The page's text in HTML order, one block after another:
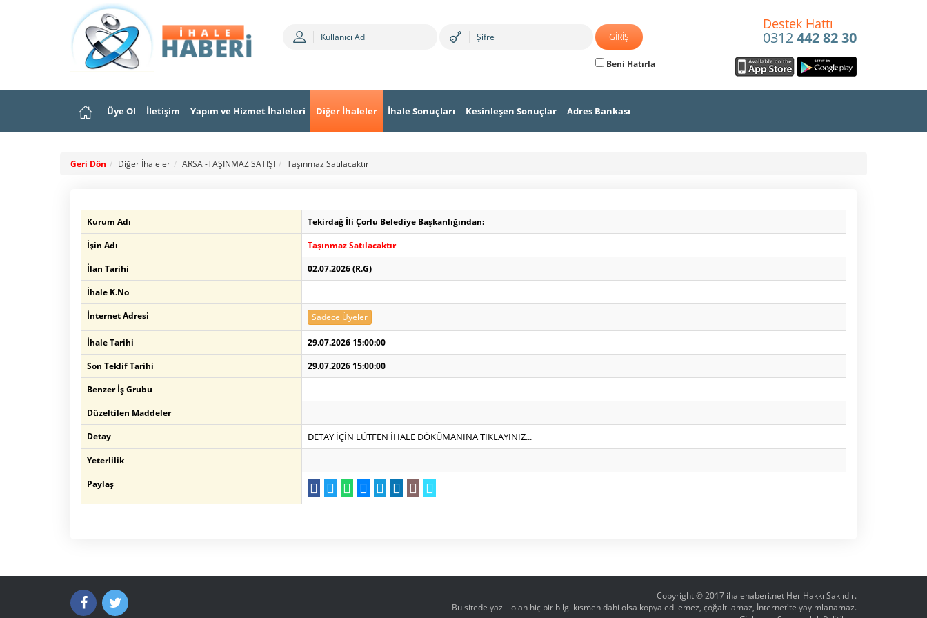
Beni Hatırla
Destek Hattı
0312442 82 30
Üye Ol İletişim Yapım ve Hizmet İhaleleri Diğer İhaleler İhale Sonuçları Kesinleşen Sonuçlar Adres Bankası
Geri Dön Diğer İhaleler ARSA -TAŞINMAZ SATIŞI Taşınmaz Satılacaktır
Kurum Adı
Tekirdağ İli Çorlu Belediye Başkanlığından:
İşin Adı
Taşınmaz Satılacaktır
İlan Tarihi
02.07.2026 (R.G)
İhale K.No
İnternet Adresi
Sadece Üyeler
İhale Tarihi
29.07.2026 15:00:00
Son Teklif Tarihi
29.07.2026 15:00:00
Benzer İş Grubu
Düzeltilen Maddeler
Detay
DETAY İÇİN LÜTFEN İHALE DÖKÜMANINA TIKLAYINIZ...
Yeterlilik
Paylaş
Copyright © 2017 ihalehaberi.net Her Hakkı Saklıdır.
Bu sitede yazılı olan hiç bir bilgi kısmen dahi olsa kopya edilemez, çoğaltılamaz, İnternet'te yayımlanamaz.